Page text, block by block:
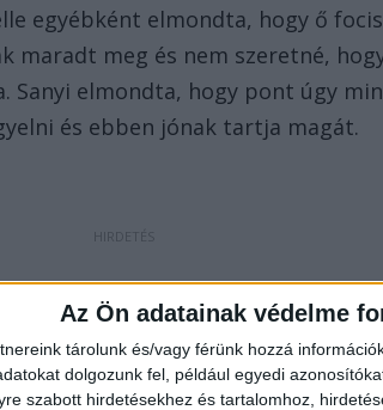
Az Ön adatainak védelme
tárolunk és/vagy férünk hozzá
dolgozunk fel, például egyedi
szabott hirdetésekhez és tartalomhoz,
egyébként elmondta, hogy ő
maradt meg és nem szeretné,
Sanyi elmondta, hogy pont úgy
és ebben jónak tartja magát.